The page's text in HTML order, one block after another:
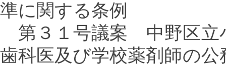
準に関する条例
第３１号議案 中野区立
歯科医及び学校薬剤師の